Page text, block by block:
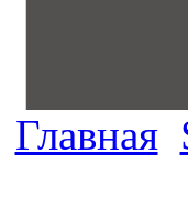
Главная